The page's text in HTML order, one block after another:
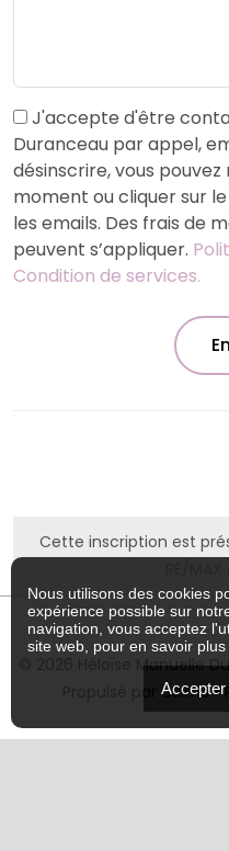
J'accepte d'être
Duranceau par appel,
désinscrire, vous
moment ou cliquer sur
les emails. Des frais de
peuvent s’appliquer.
Condition de services.
Cette inscription est
© 2026 Héloïse Manuelle
utilmo•
Nous utilisons des cookies
expérience possible sur
navigation, vous acceptez
site web, pour en savoir plus
Accepter